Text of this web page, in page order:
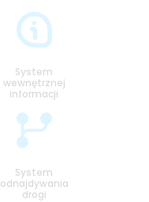
System
wewnętrznej
informacji
System
odnajdywania
drogi